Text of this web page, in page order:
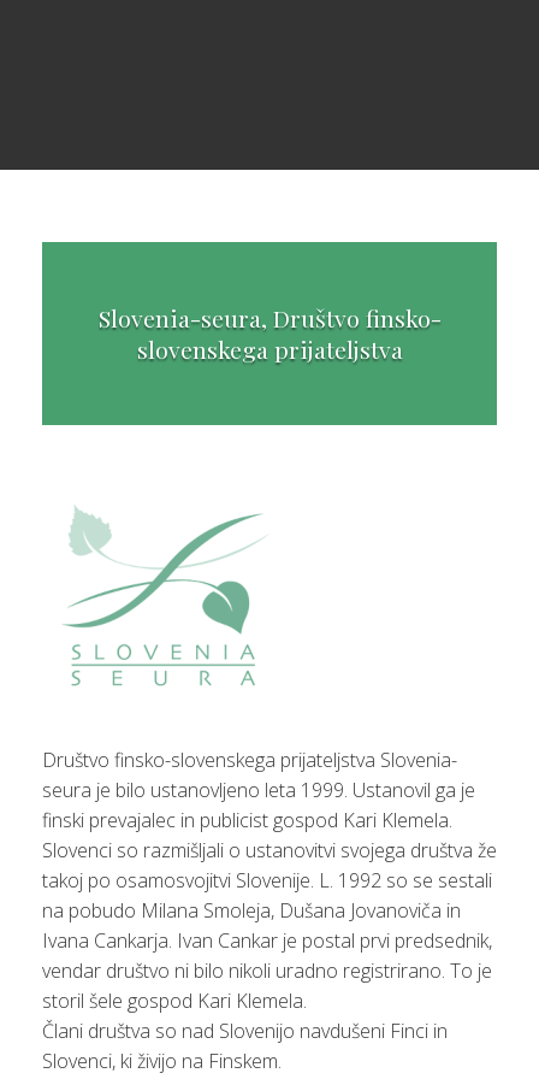
Slovenia-seura, Društvo finsko-
slovenskega prijateljstva
Društvo finsko-slovenskega prijateljstva Slovenia-
seura je bilo ustanovljeno leta 1999. Ustanovil ga je
finski prevajalec in publicist gospod Kari Klemela.
Slovenci so razmišljali o ustanovitvi svojega društva že
takoj po osamosvojitvi Slovenije. L. 1992 so se sestali
na pobudo Milana Smoleja, Dušana Jovanoviča in
Ivana Cankarja. Ivan Cankar je postal prvi predsednik,
vendar društvo ni bilo nikoli uradno registrirano. To je
storil šele gospod Kari Klemela.
Člani društva so nad Slovenijo navdušeni Finci in
Slovenci, ki živijo na Finskem.